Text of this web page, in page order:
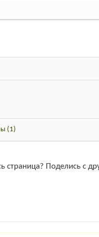
08:37
вход
(1)
страница? Поделись с